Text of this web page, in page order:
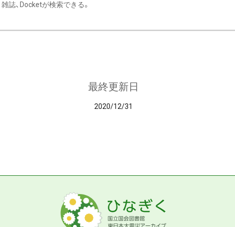
雑誌、Docketが検索できる。
最終更新日
2020/12/31